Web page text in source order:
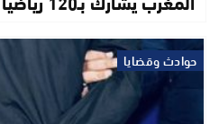
حوادث وقضايا